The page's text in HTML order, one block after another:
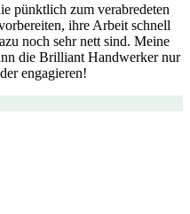
pünktlich zum verabredeten
ihre Arbeit schnell
noch sehr nett sind. Meine
die Brilliant Handwerker nur
engagieren!